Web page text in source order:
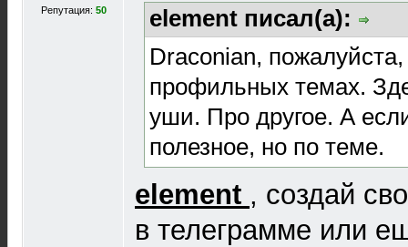
Репутация: 50
element писал(а):
Draconian,
профильных темах.
уши. Про другое. А
полезное, но по теме.
element , создай
в телеграмме или